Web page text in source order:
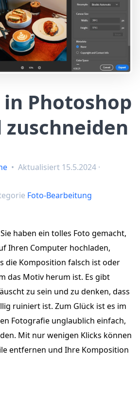
in Photoshop
zuschneiden
• Aktualisiert 15.5.2024 ·
Foto-Bearbeitung
haben ein tolles Foto gemacht,
Ihren Computer hochladen,
die Komposition falsch ist oder
das Motiv herum ist. Es gibt
zu sein und zu denken, dass
ruiniert ist. Zum Glück ist es im
Fotografie unglaublich einfach,
Mit nur wenigen Klicks können
entfernen und Ihre Komposition